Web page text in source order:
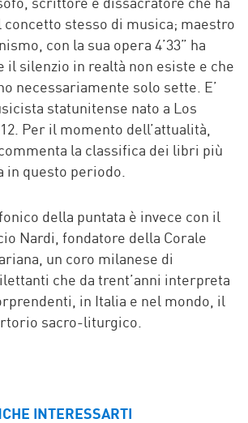
stesso di musica; maestro
con la sua opera 4’33” ha
il silenzio in realtà non esiste e che
necessariamente solo sette. E’
statunitense nato a Los
Per il momento dell’attualità,
la classifica dei libri più
in questo periodo.
della puntata è invece con il
Nardi, fondatore della Corale
un coro milanese di
che da trent’anni interpreta
in Italia e nel mondo, il
sacro-liturgico.
INTERESSARTI